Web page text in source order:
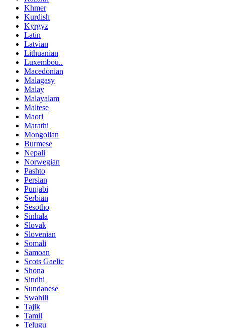
Khmer
Kurdish
Kyrgyz
Latin
Latvian
Lithuanian
Luxembou..
Macedonian
Malagasy
Malay
Malayalam
Maltese
Maori
Marathi
Mongolian
Burmese
Nepali
Norwegian
Pashto
Persian
Punjabi
Serbian
Sesotho
Sinhala
Slovak
Slovenian
Somali
Samoan
Scots Gaelic
Shona
Sindhi
Sundanese
Swahili
Tajik
Tamil
Telugu